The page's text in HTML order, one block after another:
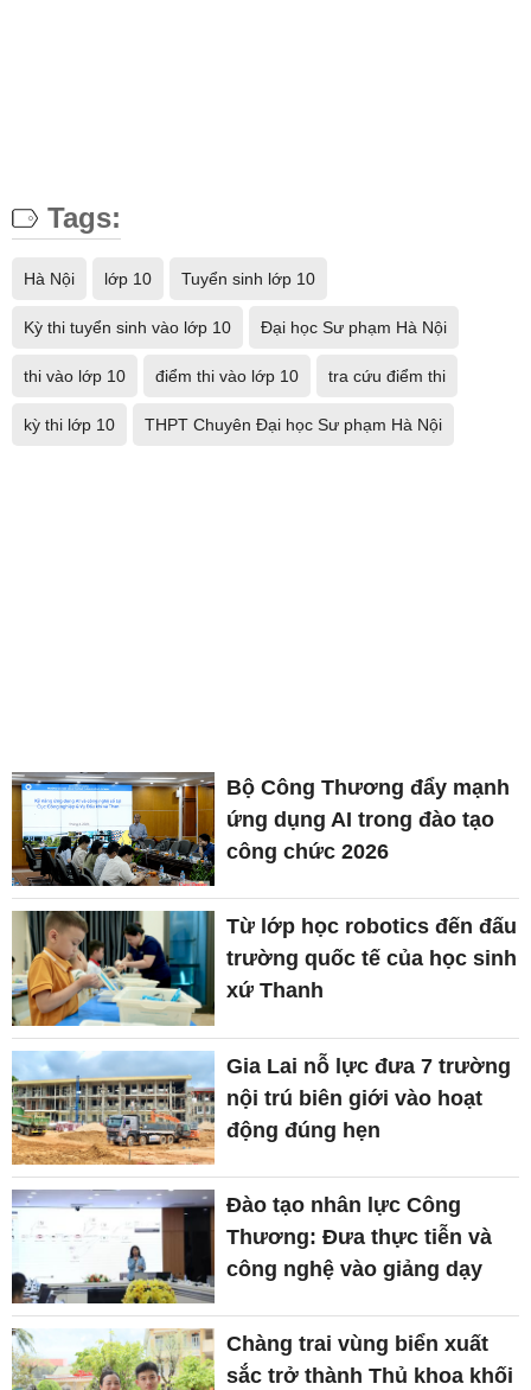
Tags:
Hà Nội lớp 10 Tuyển sinh lớp 10
Kỳ thi tuyển sinh vào lớp 10 Đại học Sư phạm Hà Nội
thi vào lớp 10 điểm thi vào lớp 10 tra cứu điểm thi
kỳ thi lớp 10 THPT Chuyên Đại học Sư phạm Hà Nội
Bộ Công Thương đẩy mạnh
ứng dụng AI trong đào tạo
công chức 2026
Từ lớp học robotics đến đấu
trường quốc tế của học sinh
xứ Thanh
Gia Lai nỗ lực đưa 7 trường
nội trú biên giới vào hoạt
động đúng hẹn
Đào tạo nhân lực Công
Thương: Đưa thực tiễn và
công nghệ vào giảng dạy
Chàng trai vùng biển xuất
sắc trở thành Thủ khoa khối